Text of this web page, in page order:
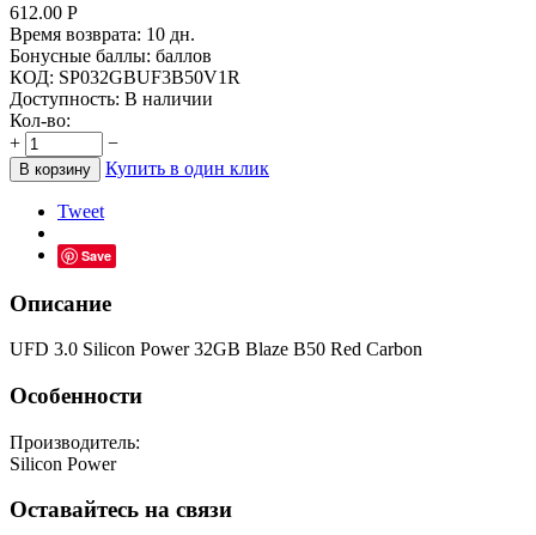
612.00 Р
Время возврата: 10 дн.
Бонусные баллы: баллов
КОД: SP032GBUF3B50V1R
Доступность: В наличии
Кол-во:
+
−
В корзину Купить в один клик
Tweet
Save
Описание
UFD 3.0 Silicon Power 32GB Blaze B50 Red Carbon
Особенности
Производитель:
Silicon Power
Оставайтесь на связи